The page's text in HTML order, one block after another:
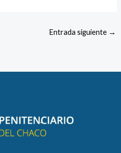
Entrada siguiente →